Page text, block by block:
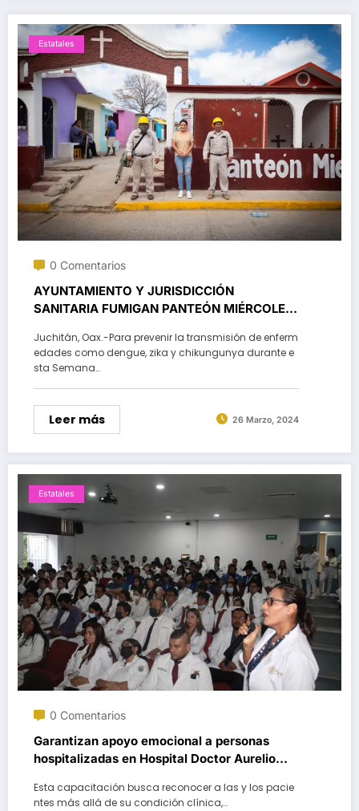
Estatales
0 Comentarios
AYUNTAMIENTO Y JURISDICCIÓN
SANITARIA FUMIGAN PANTEÓN MIÉRCOLES
Juchitán, Oax.-Para prevenir la transmisión de enferm
edades como dengue, zika y chikungunya durante e
sta Semana…
Leer más 26 Marzo, 2024
Estatales
0 Comentarios
Garantizan apoyo emocional a personas
hospitalizadas en Hospital Doctor Aurelio
Esta capacitación busca reconocer a las y los pacie
ntes más allá de su condición clínica,…